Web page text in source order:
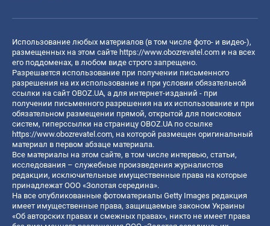
Использование любых материалов (в том числе фото- и видео-),
размещенных на этом сайте https://www.obozrevatel.com и на всех
его поддоменах, в любом виде строго запрещено.
Разрешается использование при получении письменного
разрешения на их использование и при условии обязательной
ссылки на сайт OBOZ.UA, а для интернет-изданий - при
получении письменного разрешения на их использование и при
обязательном размещении прямой, открытой для поисковых
систем, гиперссылки на страницу OBOZ.UA по ссылке
https://www.obozrevatel.com, на которой размещен оригинальный
материал в первом абзаце материала.
Все материалы на этом сайте, в том числе интервью, статьи,
исследования – служебные произведения журналистов
редакции, исключительные имущественные права на которые
принадлежат ООО «Золотая середина».
На все опубликованные фотоматериалы Getty Images редакция
имеет имущественные права, защищаемые законом Украины
«Об авторских правах и смежных правах», никто не имеет права